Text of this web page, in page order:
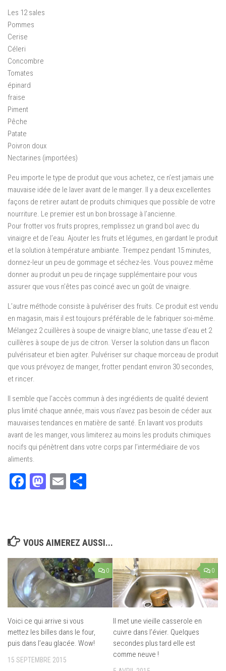
Les 12 sales
Pommes
Cerise
Céleri
Concombre
Tomates
épinard
fraise
Piment
Pêche
Patate
Poivron doux
Nectarines (importées)
Peu importe le type de produit que vous achetez, ce n’est jamais une
mauvaise idée de le laver avant de le manger. Il y a deux excellentes
façons de retirer autant de produits chimiques que possible de votre
nourriture. Le premier est un bon brossage à l’ancienne.
Pour frotter vos fruits propres, remplissez un grand bol avec du
vinaigre et de l’eau. Ajouter les fruits et légumes, en gardant le produit
et la solution à température ambiante. Trempez pendant 15 minutes,
donnez-leur un peu de gommage et séchez-les. Vous pouvez même
donner au produit un peu de rinçage supplémentaire pour vous
assurer que vous n’êtes pas coincé avec un goût de vinaigre.
L’autre méthode consiste à pulvériser des fruits. Ce produit est vendu
en magasin, mais il est toujours préférable de le fabriquer soi-même.
Mélangez 2 cuillères à soupe de vinaigre blanc, une tasse d’eau et 2
cuillères à soupe de jus de citron. Verser la solution dans un flacon
pulvérisateur et bien agiter. Pulvériser sur chaque morceau de produit
que vous prévoyez de manger, frotter pendant environ 30 secondes,
et rincer.
Il semble que l’accès commun à des ingrédients de qualité devient
plus limité chaque année, mais vous n’avez pas besoin de céder aux
mauvaises tendances en matière de santé. En lavant vos produits
avant de les manger, vous limiterez au moins les produits chimiques
nocifs qui pénètrent dans votre corps par l’intermédiaire de vos
aliments.
Facebook
Mastodon
Email
VOUS AIMEREZ AUSSI...
0
Voici ce qui arrive si vous
mettez les billes dans le four,
puis dans l’eau glacée. Wow!
15 SEPTEMBRE 2015
0
Il met une vieille casserole en
cuivre dans l’évier. Quelques
secondes plus tard elle est
comme neuve !